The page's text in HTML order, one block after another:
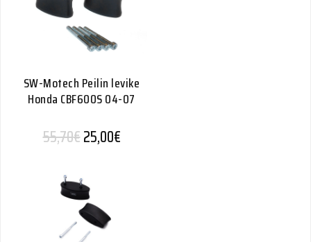
SW-Motech Peilin levike
Honda CBF600S 04-07
55,70€Alkuperäinen hinta oli: 55,70€.
25,00€Nykyinen hinta on: 25,00€.